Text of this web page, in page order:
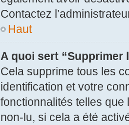
Contactez
Haut
A quoi sert “Supprimer
Cela supprime tous les
identification et votre
fonctionnalités telles que
non-lu, si cela a été